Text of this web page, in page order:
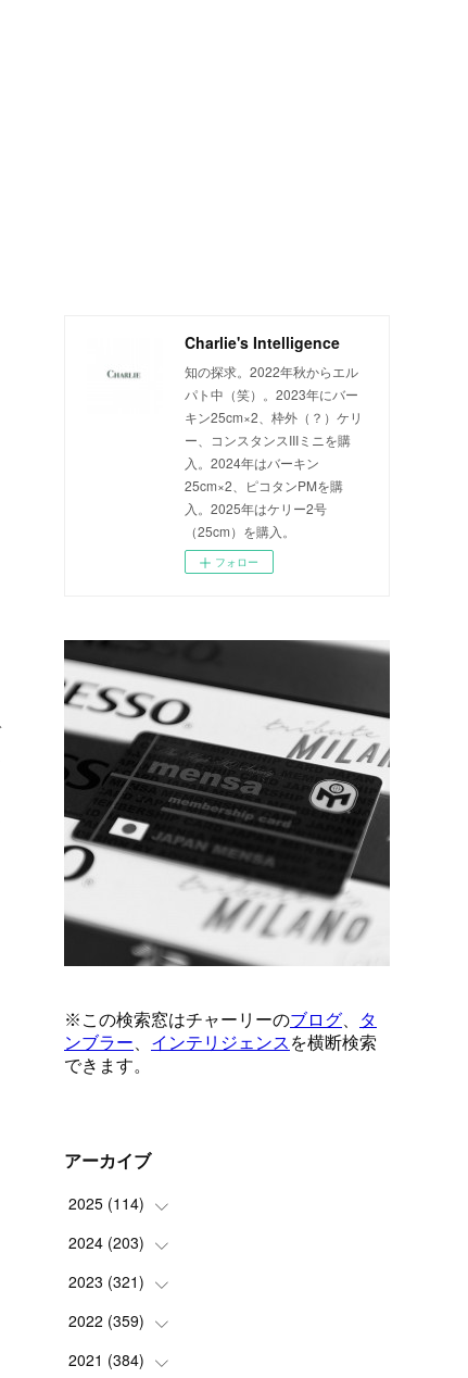
Charlie's Intelligence
知の探求。2022年秋からエル
パト中（笑）。2023年にバー
キン25cm×2、枠外（？）ケリ
ー、コンスタンスIIIミニを購
入。2024年はバーキン
25cm×2、ピコタンPMを購
入。2025年はケリー2号
（25cm）を購入。
フォロー
アーカイブ
2025 (114)
(1)
(8)
(6)
(9)
2024 (203)
(24)
(10)
(18)
2023 (321)
(25)
(17)
2022 (359)
(42)
2021 (384)